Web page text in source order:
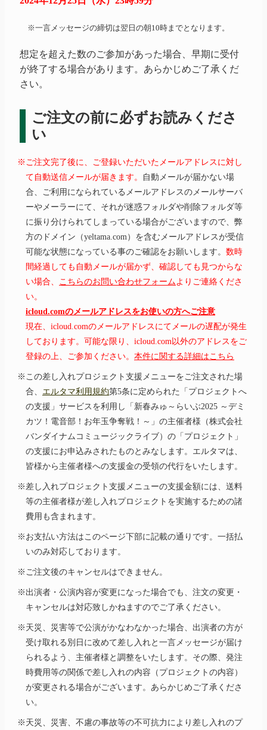
※一言メッセージの締切は翌日の朝10時までとなります。
想定を超えた数のご参加があった場合、早期に受付
が終了する場合があります。あらかじめご了承くだ
さい。
ご注文の前に必ずお読みくださ
い
※ご注文完了後に、ご登録いただいたメールアドレスに対し
て自動送信メールが届きます。
自動メールが届かない場
合、ご利用になられているメールアドレスのメールサーバ
ーやメーラーにて、それが迷惑フォルダや削除フォルダ等
に振り分けられてしまっている場合がございますので、弊
方のドメイン（yeltama.com）を含むメールアドレスが受信
可能な状態になっている事のご確認をお願いします。 数時
間経過しても自動メールが届かず、確認しても見つからな
い場合、
こちらのお問い合わせフォーム よりご連絡くださ
い。
icloud.comのメールアドレスをお使いの方へご注意
現在、icloud.comのメールアドレスにてメールの遅配が発生
しております。可能な限り、icloud.com以外のアドレスをご
登録の上、ご参加ください。 本件に関する詳細はこちら
※この差し入れプロジェクト支援メニューをご注文された場
合、 エルタマ利用規約第5条に定められた「プロジェクトへ
の支援」サービスを利用し
「新春みゅ～らいぶ2025 ～デミ
カツ！電音部！お年玉争奪戦！～」 の主催者様（株式会社
バンダイナムコミュージックライブ）の「プロジェクト」
の支援にお申込みされたものとみなします。エルタマは、
皆様から主催者様への支援金の受領の代行をいたします。
※差し入れプロジェクト支援メニューの支援金額には、送料
等の主催者様が差し入れプロジェクトを実施するための諸
費用も含まれます。
※お支払い方法はこのページ下部に記載の通りです。一括払
いのみ対応しております。
※ご注文後のキャンセルはできません。
※出演者・公演内容が変更になった場合でも、注文の変更・
キャンセルは対応致しかねますのでご了承ください。
※天災、災害等で公演がかなわなかった場合、出演者の方が
受け取れる別日に改めて差し入れと一言メッセージが届け
られるよう、主催者様と調整をいたします。その際、発注
時費用等の関係で差し入れの内容（プロジェクトの内容）
が変更される場合がございます。あらかじめご了承くださ
い。
※天災、災害、不慮の事故等の不可抗力により差し入れのプ